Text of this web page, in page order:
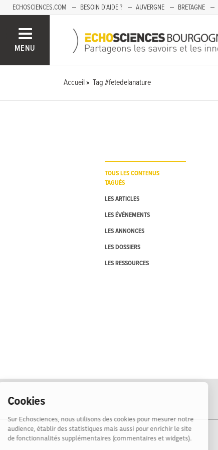
Cookies
Sur Echosciences, nous utilisons des cookies pour mesurer notre
audience, établir des statistiques mais aussi pour enrichir le site
de fonctionnalités supplémentaires (commentaires et widgets).
ECHOSCIENCES.COM BESOIN D'AIDE ? AUVERGNE BRETAGNE
MENU
Accueil Tag #fetedelanature
TOUS LES CONTENUS
TAGUÉS
LES ARTICLES
LES ÉVÉNEMENTS
LES ANNONCES
LES DOSSIERS
LES RESSOURCES